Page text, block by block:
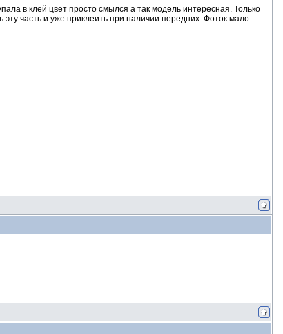
в клей цвет просто смылся а так модель интересная. Только
часть и уже приклеить при наличии передних. Фоток мало